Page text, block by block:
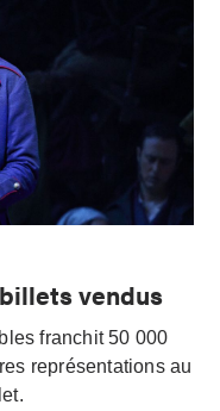
vendus
franchit 50 000
représentations au